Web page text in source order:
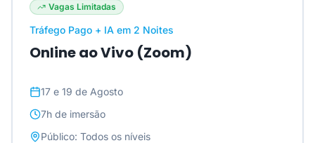
Vagas Limitadas
Tráfego Pago + IA em 2 Noites
Online ao Vivo (Zoom)
17 e 19 de Agosto
7h de imersão
Público: Todos os níveis